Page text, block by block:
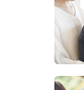
#渡邊大地の